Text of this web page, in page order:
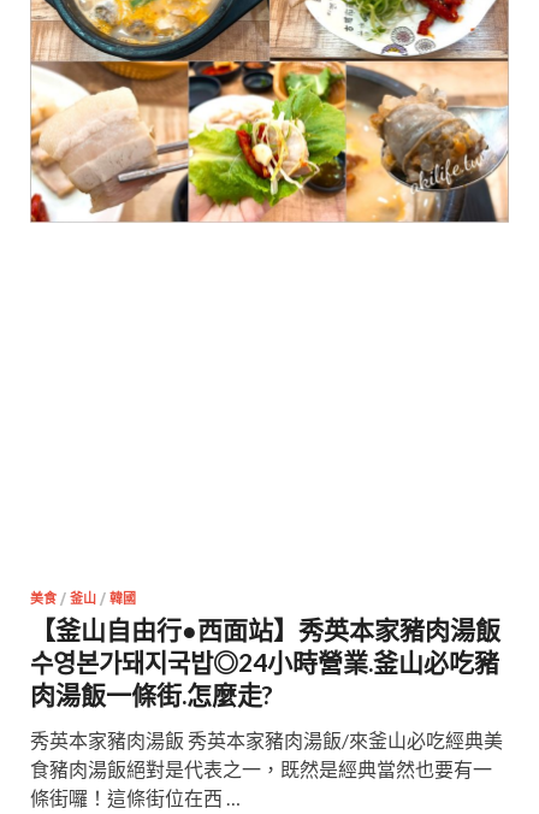
美食 / 釜山 / 韓國
【釜山自由行●西面站】秀英本家豬肉湯飯
수영본가돼지국밥◎24小時營業.釜山必吃豬
肉湯飯一條街.怎麼走?
秀英本家豬肉湯飯 秀英本家豬肉湯飯/來釜山必吃經典美
食豬肉湯飯絕對是代表之一，既然是經典當然也要有一
條街囉！這條街位在西 …